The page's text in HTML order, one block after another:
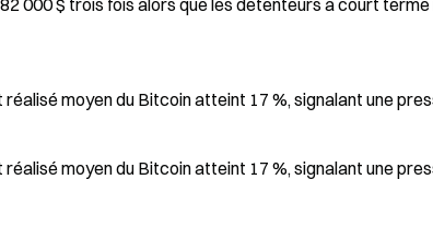
000 $ trois fois alors que les détenteurs à court
moyen du Bitcoin atteint 17 %, signalant une
moyen du Bitcoin atteint 17 %, signalant une